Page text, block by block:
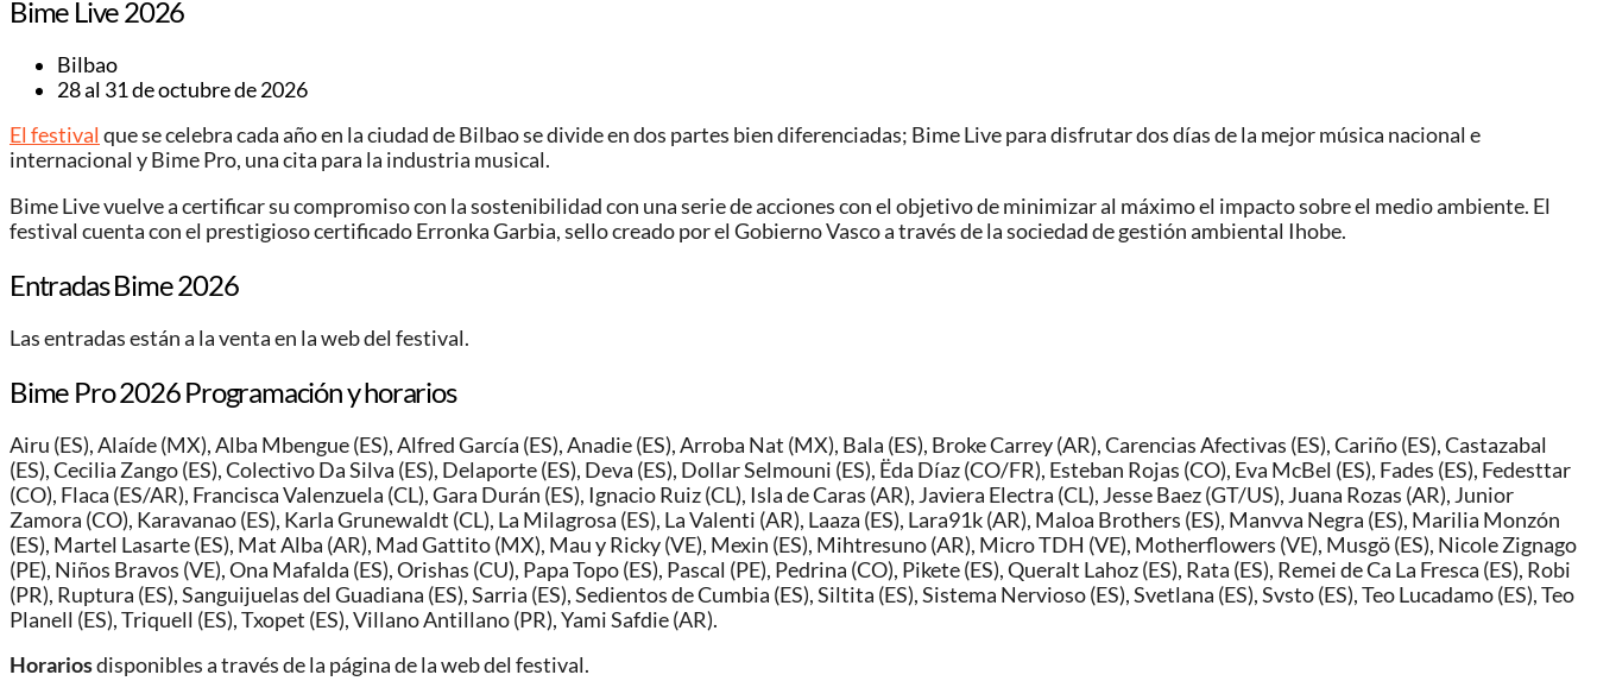
Bime Live 2026
Bilbao
28 al 31 de octubre de 2026
El festival que se celebra cada año en la ciudad de Bilbao se divide en dos partes bien diferenciadas; Bime Live para disfrutar dos días de la mejor música nacional e
internacional y Bime Pro, una cita para la industria musical.
Bime Live vuelve a certificar su compromiso con la sostenibilidad con una serie de acciones con el objetivo de minimizar al máximo el impacto sobre el medio ambiente. El
festival cuenta con el prestigioso certificado Erronka Garbia, sello creado por el Gobierno Vasco a través de la sociedad de gestión ambiental Ihobe.
Entradas Bime 2026
Las entradas están a la venta en la web del festival.
Bime Pro 2026 Programación y horarios
Airu (ES), Alaíde (MX), Alba Mbengue (ES), Alfred García (ES), Anadie (ES), Arroba Nat (MX), Bala (ES), Broke Carrey (AR), Carencias Afectivas (ES), Cariño (ES), Castazabal
(ES), Cecilia Zango (ES), Colectivo Da Silva (ES), Delaporte (ES), Deva (ES), Dollar Selmouni (ES), Ëda Díaz (CO/FR), Esteban Rojas (CO), Eva McBel (ES), Fades (ES), Fedesttar
(CO), Flaca (ES/AR), Francisca Valenzuela (CL), Gara Durán (ES), Ignacio Ruiz (CL), Isla de Caras (AR), Javiera Electra (CL), Jesse Baez (GT/US), Juana Rozas (AR), Junior
Zamora (CO), Karavanao (ES), Karla Grunewaldt (CL), La Milagrosa (ES), La Valenti (AR), Laaza (ES), Lara91k (AR), Maloa Brothers (ES), Manvva Negra (ES), Marilia Monzón
(ES), Martel Lasarte (ES), Mat Alba (AR), Mad Gattito (MX), Mau y Ricky (VE), Mexin (ES), Mihtresuno (AR), Micro TDH (VE), Motherflowers (VE), Musgö (ES), Nicole Zignago
(PE), Niños Bravos (VE), Ona Mafalda (ES), Orishas (CU), Papa Topo (ES), Pascal (PE), Pedrina (CO), Pikete (ES), Queralt Lahoz (ES), Rata (ES), Remei de Ca La Fresca (ES), Robi
(PR), Ruptura (ES), Sanguijuelas del Guadiana (ES), Sarria (ES), Sedientos de Cumbia (ES), Siltita (ES), Sistema Nervioso (ES), Svetlana (ES), Svsto (ES), Teo Lucadamo (ES), Teo
Planell (ES), Triquell (ES), Txopet (ES), Villano Antillano (PR), Yami Safdie (AR).
Horariosdisponibles a través de la página de la web del festival.